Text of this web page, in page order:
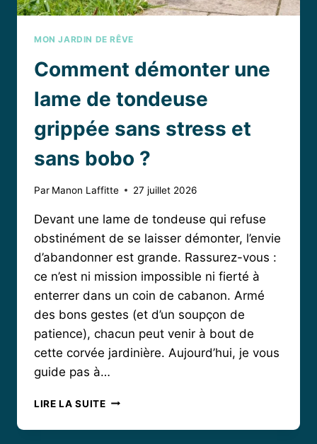
MON JARDIN DE RÊVE
Comment démonter une
lame de tondeuse
grippée sans stress et
sans bobo ?
Par Manon Laffitte 27 juillet 2026
Devant une lame de tondeuse qui refuse
obstinément de se laisser démonter, l’envie
d’abandonner est grande. Rassurez-vous :
ce n’est ni mission impossible ni fierté à
enterrer dans un coin de cabanon. Armé
des bons gestes (et d’un soupçon de
patience), chacun peut venir à bout de
cette corvée jardinière. Aujourd’hui, je vous
guide pas à…
LIRE LA SUITECOMMENT
UNE